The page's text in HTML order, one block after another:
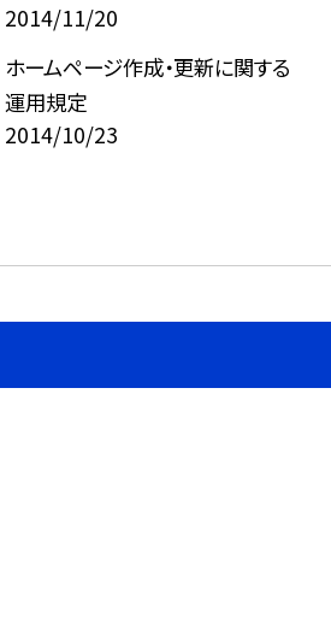
2014/11/20
ホームページ作成・更新に関する
運用規定
2014/10/23